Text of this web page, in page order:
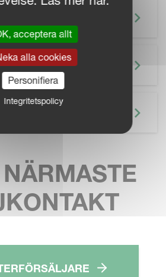
acceptera allt
alla cookies
Personifiera
Integritetspolicy